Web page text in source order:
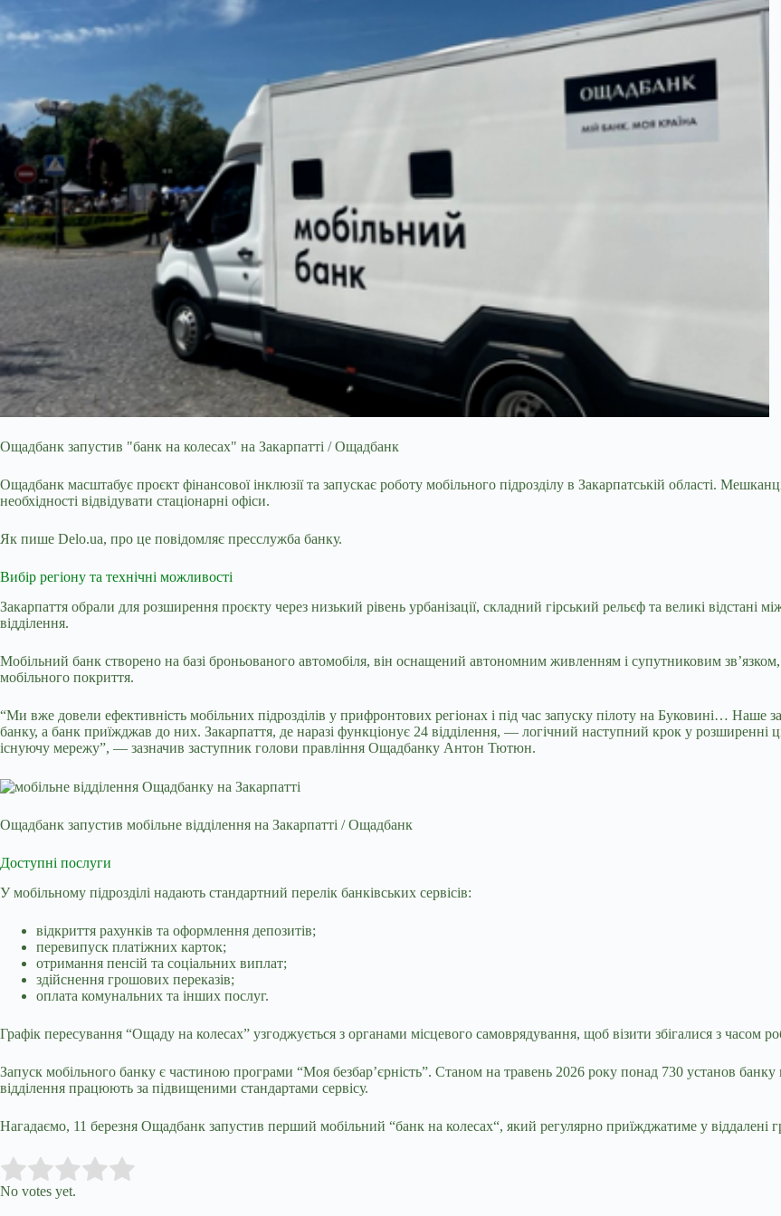
Ощадбанк запустив "банк на колесах" на Закарпатті / Ощадбанк
Ощадбанк масштабує проєкт фінансової інклюзії та запускає роботу мобільного підрозділу в Закарпатській області.
необхідності відвідувати стаціонарні офіси.
Як пише Delo.ua, про це повідомляє пресслужба банку.
Вибір регіону та технічні можливості
Закарпаття обрали для розширення проєкту через низький рівень урбанізації, складний гірський рельєф та великі відстані
відділення.
Мобільний банк створено на базі броньованого автомобіля, він оснащений автономним живленням і супутниковим зв’язком,
мобільного покриття.
“Ми вже довели ефективність мобільних підрозділів у прифронтових регіонах і під час запуску пілоту на Буковині… Наше
банку, а банк приїжджав до них. Закарпаття, де наразі функціонує 24 відділення, — логічний наступний крок у розширенні
існуючу мережу”, — зазначив заступник голови правління Ощадбанку Антон Тютюн.
Ощадбанк запустив мобільне відділення на Закарпатті / Ощадбанк
Доступні послуги
У мобільному підрозділі надають стандартний перелік банківських сервісів:
відкриття рахунків та оформлення депозитів;
перевипуск платіжних карток;
отримання пенсій та соціальних виплат;
здійснення грошових переказів;
оплата комунальних та інших послуг.
Графік пересування “Ощаду на колесах” узгоджується з органами місцевого самоврядування, щоб візити збігалися з часом
Запуск мобільного банку є частиною програми “Моя безбар’єрність”. Станом на травень 2026 року понад 730 установ банку
відділення працюють за підвищеними стандартами сервісу.
Нагадаємо, 11 березня Ощадбанк запустив перший мобільний “банк на колесах“, який регулярно приїжджатиме у віддалені
Rate this item:
No votes yet.